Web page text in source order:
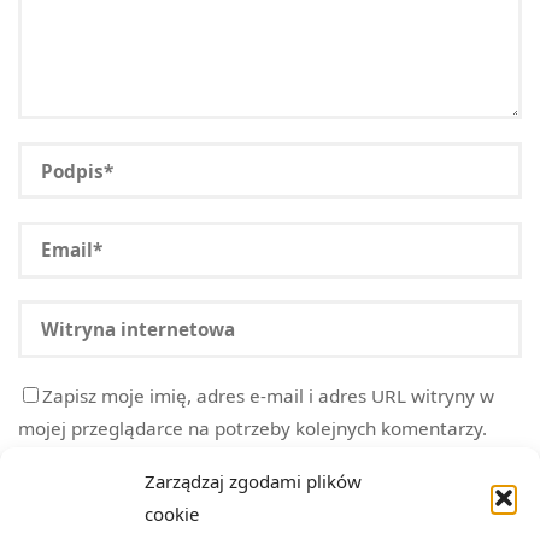
Zarządzaj zgodami plików
cookie
Zapisz moje imię, adres e-mail i adres URL witryny w
mojej przeglądarce na potrzeby kolejnych komentarzy.